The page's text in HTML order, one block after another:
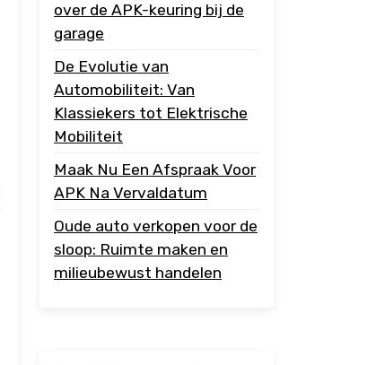
over de APK-keuring bij de
garage
De Evolutie van
Automobiliteit: Van
Klassiekers tot Elektrische
Mobiliteit
Maak Nu Een Afspraak Voor
APK Na Vervaldatum
Oude auto verkopen voor de
sloop: Ruimte maken en
milieubewust handelen